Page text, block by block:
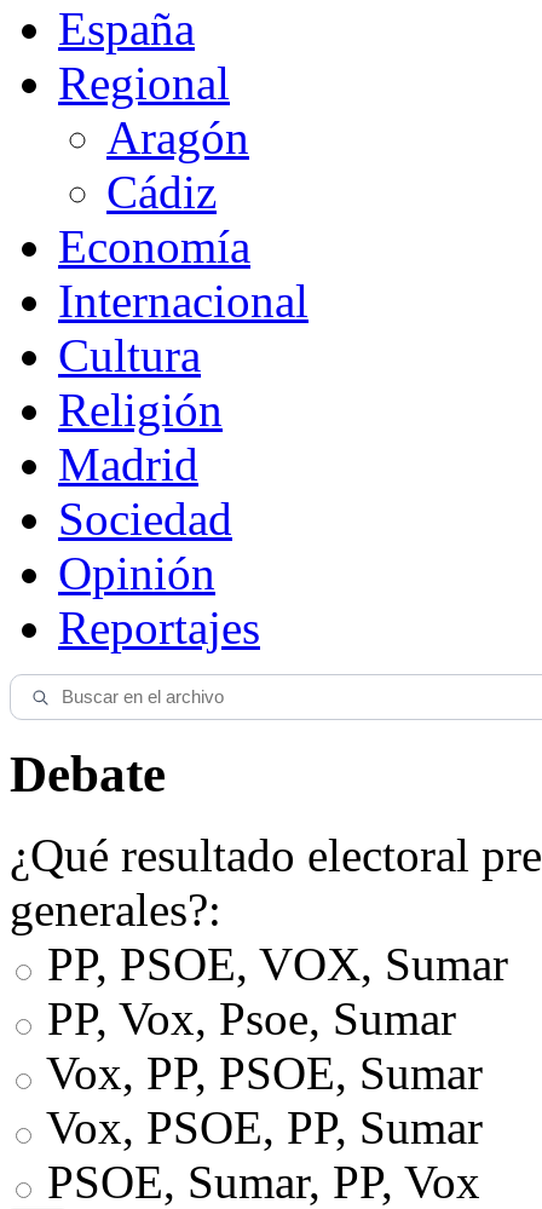
España
Regional
Aragón
Cádiz
Economía
Internacional
Cultura
Religión
Madrid
Sociedad
Opinión
Reportajes
Debate
¿Qué resultado electoral
generales?:
PP, PSOE, VOX, Sumar
PP, Vox, Psoe, Sumar
Vox, PP, PSOE, Sumar
Vox, PSOE, PP, Sumar
PSOE, Sumar, PP, Vox